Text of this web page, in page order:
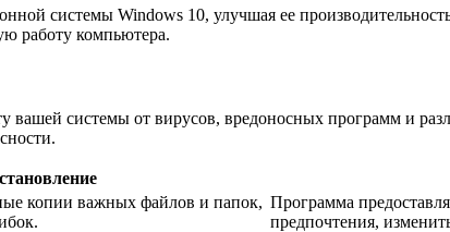
системы Windows 10, улучшая ее
работу компьютера.
системы от вирусов, вредоносных программ и
копии важных файлов и папок, Программа
предпочтения,